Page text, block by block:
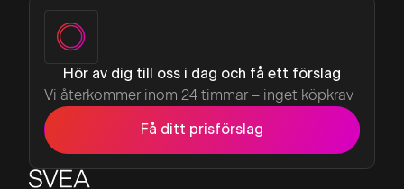
Hör av dig till oss i dag och få ett förslag
Vi återkommer inom 24 timmar – inget köpkrav
Få ditt prisförslag